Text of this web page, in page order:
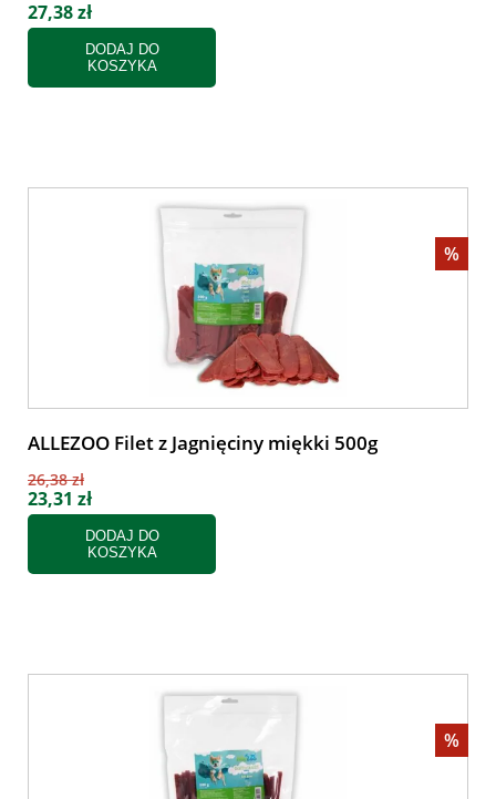
27,38 zł
DODAJ DO
KOSZYKA
%
ALLEZOO Filet z Jagnięciny miękki 500g
26,38 zł
23,31 zł
DODAJ DO
KOSZYKA
%